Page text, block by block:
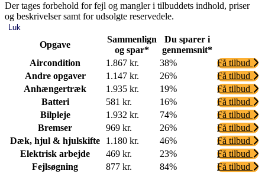
Der tages forbehold for fejl og mangler i tilbuddets indhold, priser
og beskrivelser samt for udsolgte reservedele.
Luk
Opgave
Sammenlign
og spar*
Du sparer i
gennemsnit*
Aircondition
1.867 kr. 38%
Få tilbud
Andre opgaver
1.147 kr. 26%
Få tilbud
Anhængertræk
1.935 kr. 19%
Få tilbud
Batteri
581 kr. 16%
Få tilbud
Bilpleje
1.932 kr. 74%
Få tilbud
Bremser
969 kr. 26%
Få tilbud
Dæk, hjul & hjulskifte
1.180 kr. 46%
Få tilbud
Elektrisk arbejde
469 kr. 23%
Få tilbud
Fejlsøgning
877 kr. 84%
Få tilbud